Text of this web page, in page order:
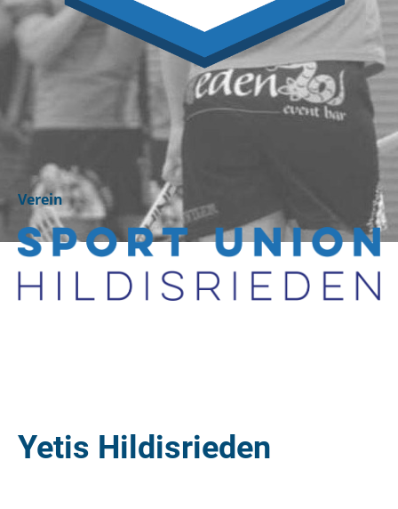
Verein
Yetis Hildisrieden